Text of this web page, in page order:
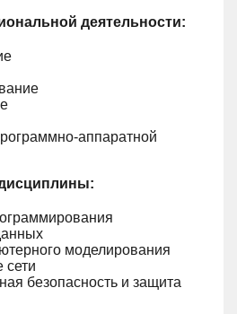
деятельности:
аппаратной
моделирования
сети
безопасность и защита